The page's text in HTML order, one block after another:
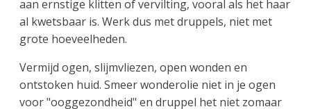
aan ernstige klitten of vervilting, vooral als het haar
al kwetsbaar is. Werk dus met druppels, niet met
grote hoeveelheden.
Vermijd ogen, slijmvliezen, open wonden en
ontstoken huid. Smeer wonderolie niet in je ogen
voor "ooggezondheid" en druppel het niet zomaar